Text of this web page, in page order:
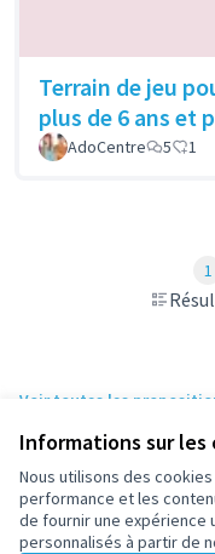
Informations sur les
Nous utilisons des
performance et les
de fournir une expérience
personnalisés à partir de
Terrain de jeu
plus de 6 ans et
AdoCentre 5 1
1
Voir toutes les
Conditions d'utilisation
Paramètres des cookies
participez.nanterre.fr sur X